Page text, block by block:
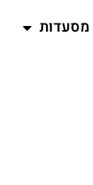
מסעדות